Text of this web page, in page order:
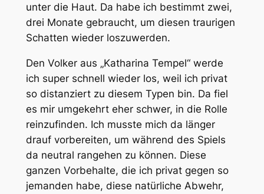
unter die Haut. Da habe ich bestimmt zwei,
drei Monate gebraucht, um diesen traurigen
Schatten wieder loszuwerden.
Den Volker aus „Katharina Tempel“ werde
ich super schnell wieder los, weil ich privat
so distanziert zu diesem Typen bin. Da fiel
es mir umgekehrt eher schwer, in die Rolle
reinzufinden. Ich musste mich da länger
drauf vorbereiten, um während des Spiels
da neutral rangehen zu können. Diese
ganzen Vorbehalte, die ich privat gegen so
jemanden habe, diese natürliche Abwehr,